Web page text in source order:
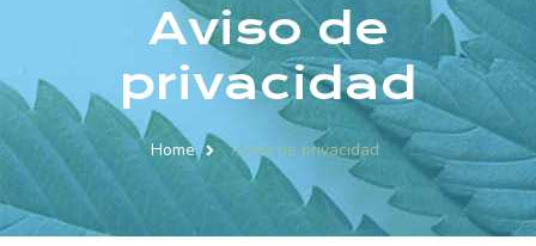
Aviso de
privacidad
Home Aviso de privacidad